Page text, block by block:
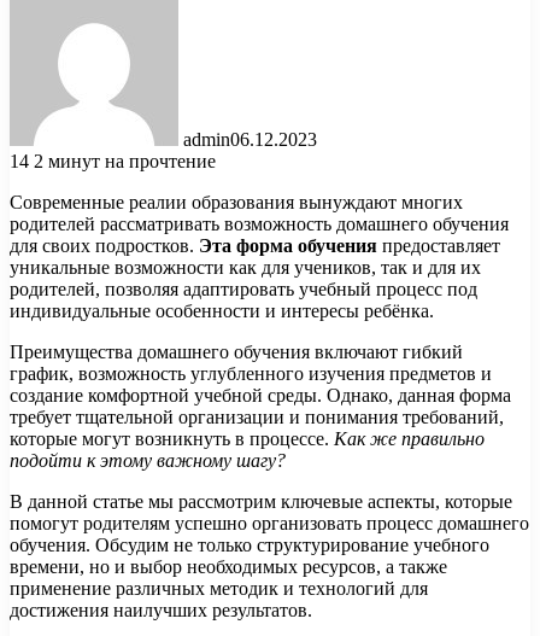
admin06.12.2023
14 2 минут на прочтение
Современные реалии образования вынуждают многих
родителей рассматривать возможность домашнего обучения
для своих подростков. Эта форма обучения предоставляет
уникальные возможности как для учеников, так и для их
родителей, позволяя адаптировать учебный процесс под
индивидуальные особенности и интересы ребёнка.
Преимущества домашнего обучения включают гибкий
график, возможность углубленного изучения предметов и
создание комфортной учебной среды. Однако, данная форма
требует тщательной организации и понимания требований,
которые могут возникнуть в процессе. Как же правильно
подойти к этому важному шагу?
В данной статье мы рассмотрим ключевые аспекты, которые
помогут родителям успешно организовать процесс домашнего
обучения. Обсудим не только структурирование учебного
времени, но и выбор необходимых ресурсов, а также
применение различных методик и технологий для
достижения наилучших результатов.